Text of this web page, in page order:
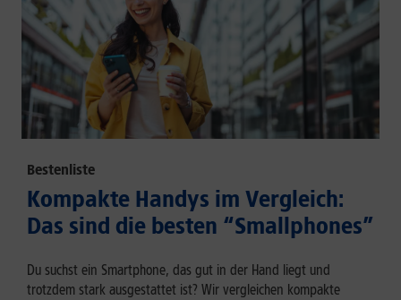
Bestenliste
Kompakte Handys im Vergleich:
Das sind die besten “Smallphones”
Du suchst ein Smartphone, das gut in der Hand liegt und
trotzdem stark ausgestattet ist? Wir vergleichen kompakte